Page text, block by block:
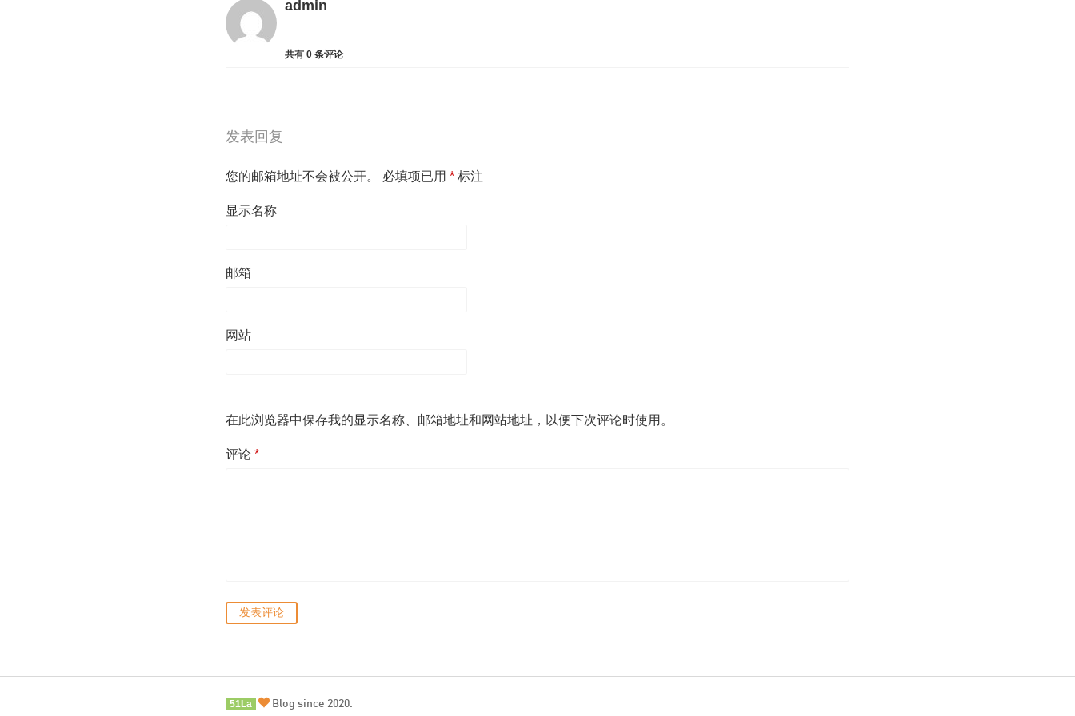
admin
共有 0 条评论
发表回复
您的邮箱地址不会被公开。 必填项已用 * 标注
显示名称
邮箱
网站
在此浏览器中保存我的显示名称、邮箱地址和网站地址，以便下次评论时使用。
评论 *
51La Blog since 2020.